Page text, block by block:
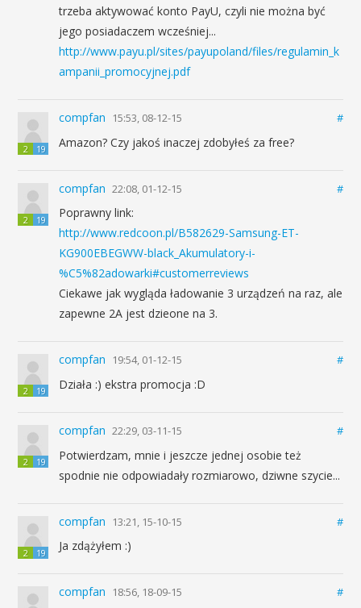
trzeba aktywować konto PayU, czyli nie można być
jego posiadaczem wcześniej...
http://www.payu.pl/sites/payupoland/files/regulamin_k
ampanii_promocyjnej.pdf
2 19
compfan 15:53, 08-12-15 #
Amazon? Czy jakoś inaczej zdobyłeś za free?
2 19
compfan 22:08, 01-12-15 #
Poprawny link:
http://www.redcoon.pl/B582629-Samsung-ET-
KG900EBEGWW-black_Akumulatory-i-
%C5%82adowarki#customerreviews
Ciekawe jak wygląda ładowanie 3 urządzeń na raz, ale
zapewne 2A jest dzieone na 3.
2 19
compfan 19:54, 01-12-15 #
Działa :) ekstra promocja :D
2 19
compfan 22:29, 03-11-15 #
Potwierdzam, mnie i jeszcze jednej osobie też
spodnie nie odpowiadały rozmiarowo, dziwne szycie...
2 19
compfan 13:21, 15-10-15 #
Ja zdążyłem :)
compfan 18:56, 18-09-15 #